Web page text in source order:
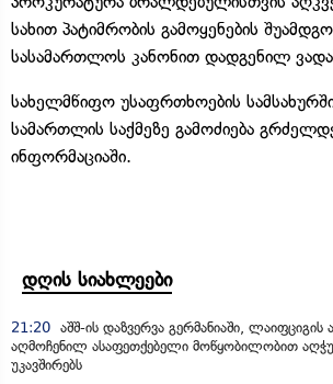
სახით პატიმრობის გამოყენების
სასამართლოს კანონით დადგენილ
სახელმწიფო უსაფრთხოების
სამართლის საქმეზე გამოძიება
ინფორმაციაში.
დღის სიახლეები
21:20 აშშ-ის დაზვერვა გერმანიაში,
აღმოჩენილ ასაფეთქებელი მოწყობილობით
უკავშირებს